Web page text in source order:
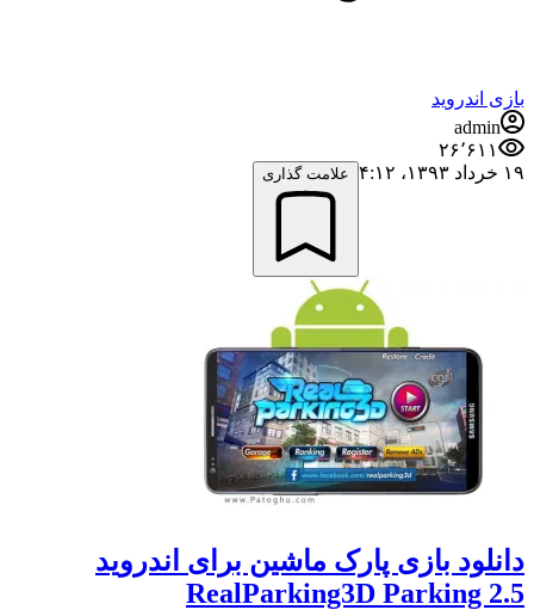
بازی اندروید
admin
۲۶٬۶۱۱
۱۹ خرداد ۱۳۹۳،‏ ۴:۱۲
علامت گذاری
دانلود بازی پارک ماشین برای اندروید
RealParking3D Parking 2.5